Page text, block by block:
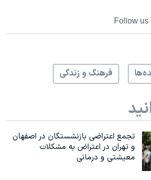
Follow us
فرهنگ و زندگی
تجمع اعتراضی بازنشستگان در اصفهان
و تهران در اعتراض به مشکلات
معیشتی و درمانی